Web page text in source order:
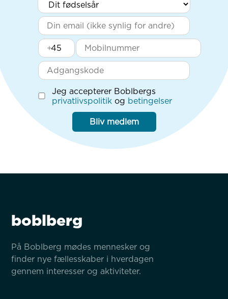
+
Jeg accepterer Boblbergs
privatlivspolitik og betingelser
Bliv medlem
boblberg
På Boblberg mødes mennesker og
finder nye fællesskaber i hverdagen
gennem interesser og aktiviteter.